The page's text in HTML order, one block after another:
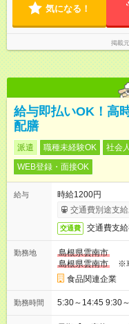
気になる！
掲載
給与即払いOK！高
配膳
派遣 職種未経験OK 社会
WEB登録・面接OK
給与
時給1200円
交通費別途支給
交通費 交通費支給
勤務地
島根県雲南市
島根県雲南市
※
食品関連企業
勤務時間